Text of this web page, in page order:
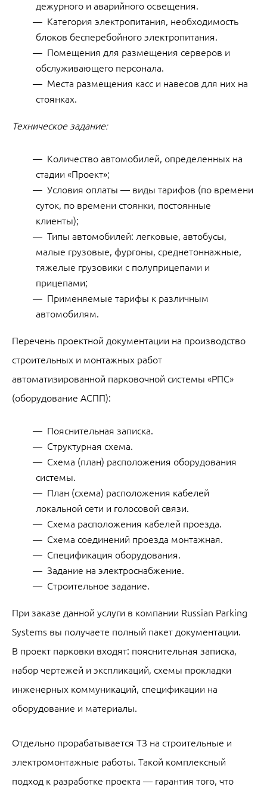
дежурного и аварийного освещения.
Категория электропитания, необходимость
блоков бесперебойного электропитания.
Помещения для размещения серверов и
обслуживающего персонала.
Места размещения касс и навесов для них на
стоянках.
Техническое задание:
Количество автомобилей, определенных на
стадии «Проект»;
Условия оплаты — виды тарифов (по времени
суток, по времени стоянки, постоянные
клиенты);
Типы автомобилей: легковые, автобусы,
малые грузовые, фургоны, среднетоннажные,
тяжелые грузовики с полуприцепами и
прицепами;
Применяемые тарифы к различным
автомобилям.
Перечень проектной документации на производство
строительных и монтажных работ
автоматизированной парковочной системы «РПС»
(оборудование АСПП):
Пояснительная записка.
Структурная схема.
Схема (план) расположения оборудования
системы.
План (схема) расположения кабелей
локальной сети и голосовой связи.
Схема расположения кабелей проезда.
Схема соединений проезда монтажная.
Спецификация оборудования.
Задание на электроснабжение.
Строительное задание.
При заказе данной услуги в компании Russian Parking
Systems вы получаете полный пакет документации.
В проект парковки входят: пояснительная записка,
набор чертежей и экспликаций, схемы прокладки
инженерных коммуникаций, спецификации на
оборудование и материалы.
Отдельно прорабатывается ТЗ на строительные и
электромонтажные работы. Такой комплексный
подход к разработке проекта — гарантия того, что